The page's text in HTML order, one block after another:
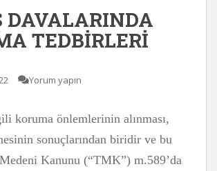
DAVALARINDA
TEDBİRLERİ
Yorum yapın
koruma önlemlerinin alınması,
sonuçlarından biridir ve bu
Kanunu (“TMK”) m.589’da